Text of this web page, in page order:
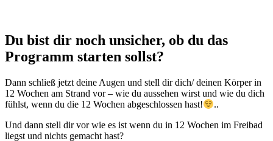
Du bist dir noch unsicher, ob du das
Programm starten sollst?
Dann schließ jetzt deine Augen und stell dir dich/ deinen Körper in
12 Wochen am Strand vor – wie du aussehen wirst und wie du dich
fühlst, wenn du die 12 Wochen abgeschlossen hast!
..
Und dann stell dir vor wie es ist wenn du in 12 Wochen im Freibad
liegst und nichts gemacht hast?